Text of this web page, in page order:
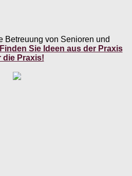
Betreuung von Senioren und
Finden Sie Ideen aus der Praxis
die Praxis!